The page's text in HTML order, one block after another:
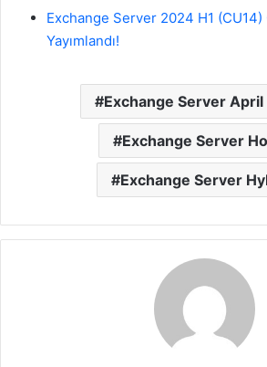
Exchange Server 2024 H1
Yayımlandı!
Exchange Server
Exchange Server
Exchange Server